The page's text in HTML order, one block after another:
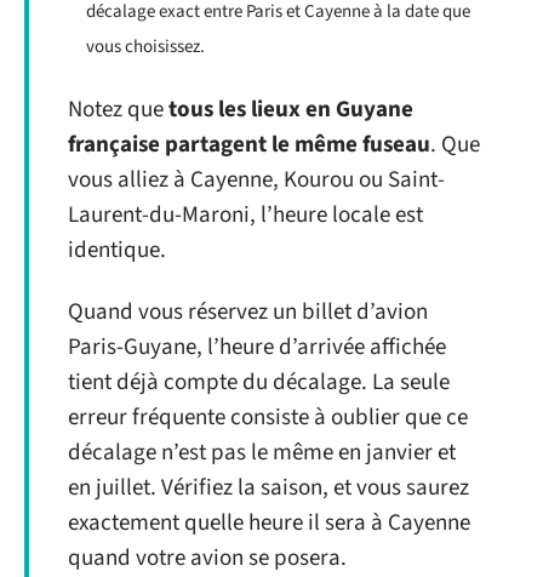
décalage exact entre Paris et Cayenne à la date que
vous choisissez.
Notez quetous les lieux en Guyane
française partagent le même fuseau. Que
vous alliez à Cayenne, Kourou ou Saint-
Laurent-du-Maroni, l’heure locale est
identique.
Quand vous réservez un billet d’avion
Paris-Guyane, l’heure d’arrivée affichée
tient déjà compte du décalage. La seule
erreur fréquente consiste à oublier que ce
décalage n’est pas le même en janvier et
en juillet. Vérifiez la saison, et vous saurez
exactement quelle heure il sera à Cayenne
quand votre avion se posera.